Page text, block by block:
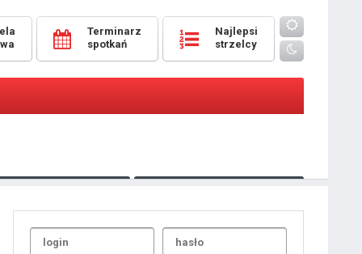
Terminarz
spotkań
Najlepsi
strzelcy